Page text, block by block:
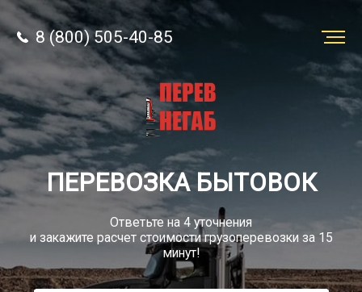
Заказать
перевозку
Грузы
8 (800) 505-40-85
ПЕРЕВОЗКА БЫТОВОК
Ответьте на 4 уточнения
и закажите расчет стоимости грузоперевозки за 15
минут!